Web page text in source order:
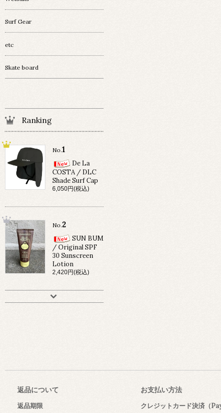
Surf Gear
etc
Skate board
Ranking
No.1
De La
COSTA / DLC
Shade Surf Cap
6,050円(税込)
No.2
SUN BUM
/ Original SPF
30 Sunscreen
Lotion
2,420円(税込)
返品について
返品期限
お支払い方法
クレジットカード決済（